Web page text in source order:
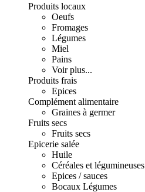
Produits locaux
Oeufs
Fromages
Légumes
Miel
Pains
Voir plus...
Produits frais
Epices
Complément alimentaire
Graines à germer
Fruits secs
Fruits secs
Epicerie salée
Huile
Céréales et légumineuses
Epices / sauces
Bocaux Légumes